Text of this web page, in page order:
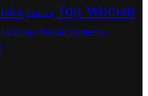
Sodexo Top Woman
Estate Unibail-Rodamco-